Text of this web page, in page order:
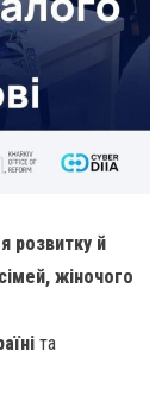
розвитку й
жіночого
та